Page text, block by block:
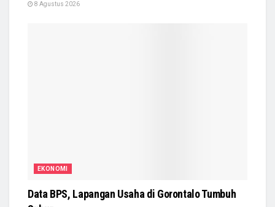
8 Agustus 2026
EKONOMI
Data BPS, Lapangan Usaha di Gorontalo Tumbuh